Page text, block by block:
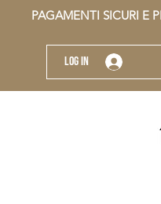
Log In
PAGAMENTI SICURI E